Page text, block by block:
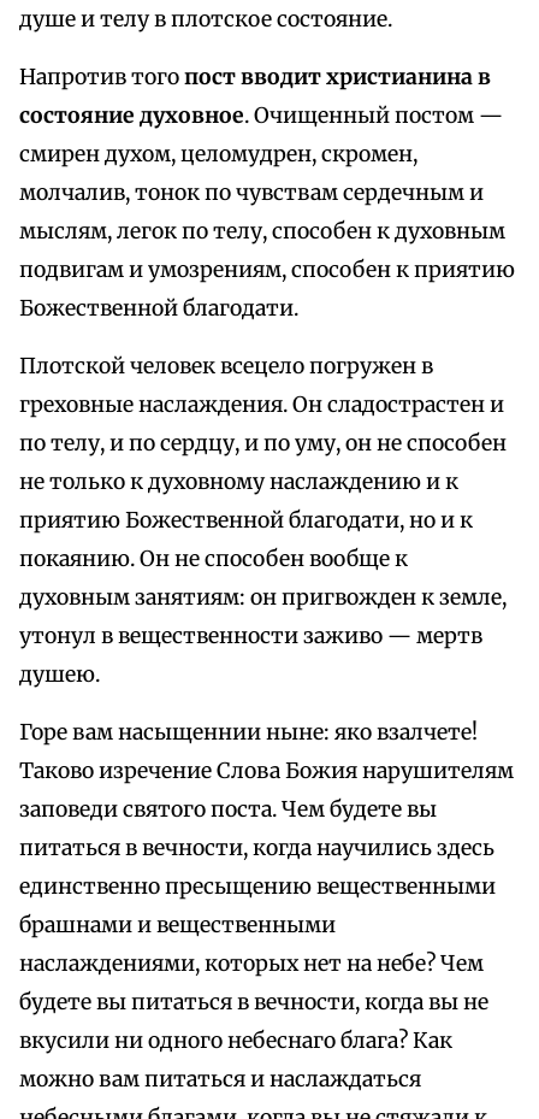
душе и телу в плотское состояние.
Напротив тогопост вводит христианина в
состояние духовное. Очищенный постом —
смирен духом, целомудрен, скромен,
молчалив, тонок по чувствам сердечным и
мыслям, легок по телу, способен к духовным
подвигам и умозрениям, способен к приятию
Божественной благодати.
Плотской человек всецело погружен в
греховные наслаждения. Он сладострастен и
по телу, и по сердцу, и по уму, он не способен
не только к духовному наслаждению и к
приятию Божественной благодати, но и к
покаянию. Он не способен вообще к
духовным занятиям: он пригвожден к земле,
утонул в вещественности заживо — мертв
душею.
Горе вам насыщеннии ныне: яко взалчете!
Таково изречение Слова Божия нарушителям
заповеди святого поста. Чем будете вы
питаться в вечности, когда научились здесь
единственно пресыщению вещественными
брашнами и вещественными
наслаждениями, которых нет на небе? Чем
будете вы питаться в вечности, когда вы не
вкусили ни одного небеснаго блага? Как
можно вам питаться и наслаждаться